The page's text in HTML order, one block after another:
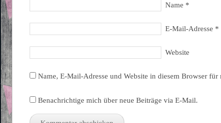
Name *
E-Mail-Adresse *
Website
Name, E-Mail-Adresse und Website in diesem Browser
Benachrichtige mich über neue Beiträge via E-Mail.